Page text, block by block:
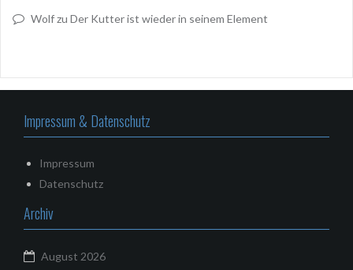
Wolfzu Der Kutter ist wieder in seinem Element
Impressum & Datenschutz
Impressum
Datenschutz
Archiv
August 2026